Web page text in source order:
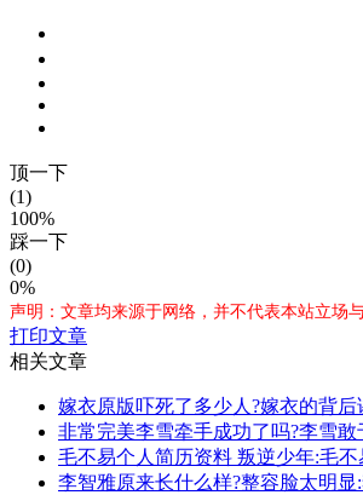
顶一下
(1)
100%
踩一下
(0)
0%
声明：文章均来源于网络，并不代表本站立场
打印文章
相关文章
嫁衣原版吓死了多少人?嫁衣的背后
非常完美李雪牵手成功了吗?李雪敢
毛不易个人简历资料 叛逆少年:毛
李智雅原来长什么样?整容脸太明显